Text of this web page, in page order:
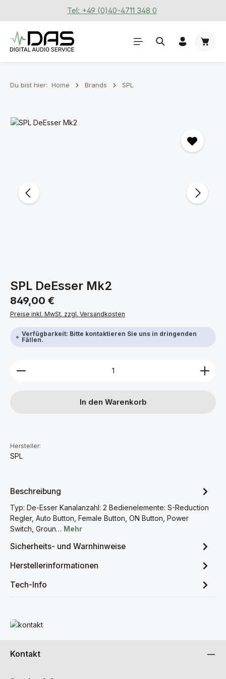
Zum Hauptinhalt springenTel: +49 (0)40-4711 348 0
Du bist hier: Home Brands SPL
Bildergalerie überspringen
SPL DeEsser Mk2
Regulärer Preis:
849,00 €
Preise inkl. MwSt. zzgl. Versandkosten
Verfügbarkeit: Bitte kontaktieren Sie uns in dringenden
Fällen.
Produkt Anzahl: Gib den gewünschten Wert ein
In den Warenkorb
Hersteller:
SPL
Beschreibung
Typ: De-Esser Kanalanzahl: 2 Bedienelemente: S-Reduction
Regler, Auto Button, Female Button, ON Button, Power
Switch, Groun… Mehr
Sicherheits- und Warnhinweise
Herstellerinformationen
Tech-Info
Mehr erfahren
Kontakt